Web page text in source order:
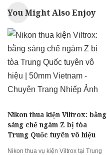
You Might Also Enjoy
Nikon thua kiện Viltrox: bằng
sáng chế ngàm Z bị tòa
Trung Quốc tuyên vô hiệu
Nikon thua vụ kiện Viltrox tại Trung